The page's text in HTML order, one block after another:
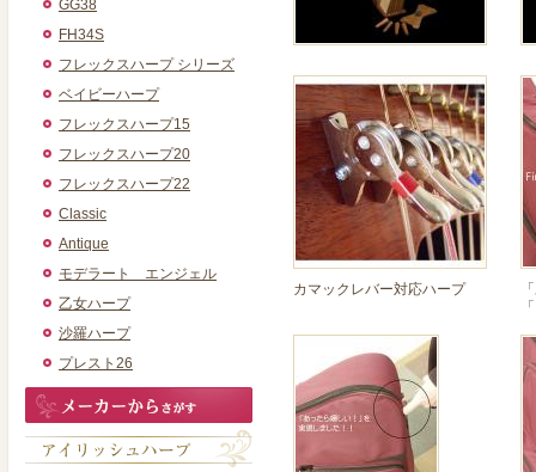
GG38
FH34S
フレックスハープ シリーズ
ベイビーハープ
フレックスハープ15
フレックスハープ20
フレックスハープ22
Classic
Antique
モデラート エンジェル
乙女ハープ
沙羅ハープ
プレスト26
カマックレバー対応ハープ